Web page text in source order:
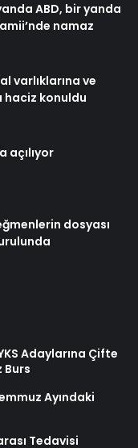
ABD, bir yanda
namaz
varlıklarına ve
haciz konuldu
açılıyor
dosyası
Adaylarına Çifte
Burs
Ayındaki
Tedavisi